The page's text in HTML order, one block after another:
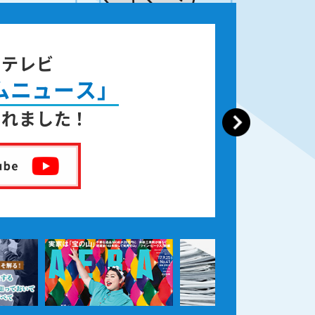
レビ
ュース」
ました！